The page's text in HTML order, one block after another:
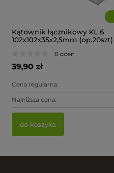
Kątownik łącznikowy KL 6
102x102x35x2,5mm (op.20szt)
0 ocen
39,90 zł
Cena regularna:
Najniższa cena:
do koszyka